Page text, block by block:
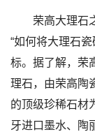
荣高大理石
“如何将大理石
标。据了解，荣
理石，由荣高陶
的顶级珍稀石材
牙进口墨水、陶